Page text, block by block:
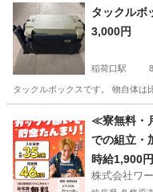
タックルボ
3,000円
稲荷口駅
タックルボックスです。 物自体は
稲荷口駅
≪寮無料・
での組立・
時給1,900円
株式会社ワ